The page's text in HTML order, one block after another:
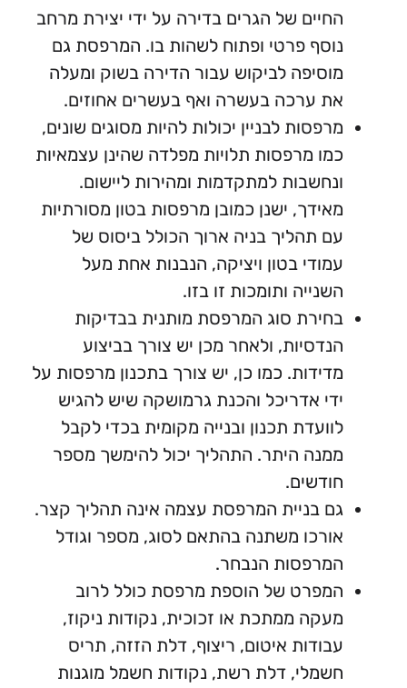
של הגרים בדירה על ידי יצירת מרחב
פרטי ופתוח לשהות בו. המרפסת גם
לביקוש עבור הדירה בשוק ומעלה
ערכה בעשרה ואף בעשרים אחוזים.
לבניין יכולות להיות מסוגים שונים,
מרפסות תלויות מפלדה שהינן עצמאיות
למתקדמות ומהירות ליישום.
ישנן כמובן מרפסות בטון מסורתיות
תהליך בניה ארוך הכולל ביסוס של
בטון ויציקה, הנבנות אחת מעל
ותומכות זו בזו.
סוג המרפסת מותנית בבדיקות
ולאחר מכן יש צורך בביצוע
כמו כן, יש צורך בתכנון מרפסות על
אדריכל והכנת גרמושקה שיש להגיש
תכנון ובנייה מקומית בכדי לקבל
היתר. התהליך יכול להימשך מספר
בניית המרפסת עצמה אינה תהליך קצר.
משתנה בהתאם לסוג, מספר וגודל
הנבחר.
של הוספת מרפסת כולל לרוב
ממתכת או זכוכית, נקודות ניקוז,
איטום, ריצוף, דלת הזזה, תריס
דלת רשת, נקודות חשמל מוגנות